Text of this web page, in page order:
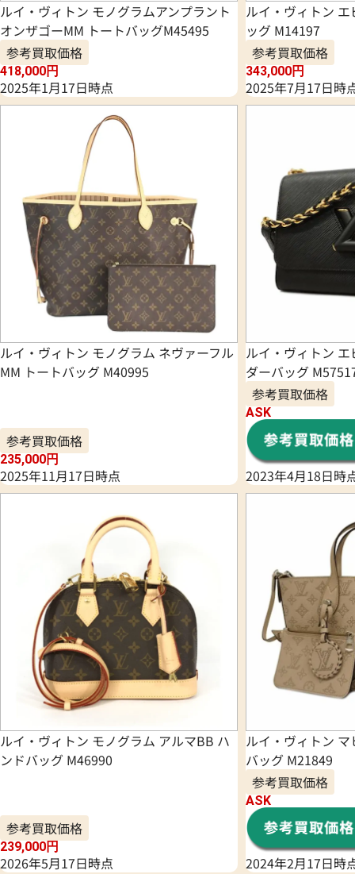
ルイ・ヴィトン モノグラムアンプラント
オンザゴーMM トートバッグM45495
参考買取価格
418,000円
2025年1月17日時点
ルイ・ヴィトン
ッグ M14197
参考買取価格
343,000円
2025年7月17日時
ルイ・ヴィトン モノグラム ネヴァーフル
MM トートバッグ M40995
参考買取価格
235,000円
2025年11月17日時点
ルイ・ヴィトン
ダーバッグ
参考買取価格
ASK
2023年4月18日時
ルイ・ヴィトン モノグラム アルマBB ハ
ンドバッグ M46990
参考買取価格
239,000円
2026年5月17日時点
ルイ・ヴィトン
バッグ M21849
参考買取価格
ASK
2024年2月17日時